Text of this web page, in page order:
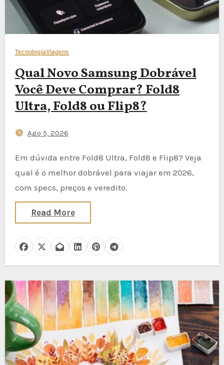
TecnologiaViagens
Qual Novo Samsung Dobrável
Você Deve Comprar? Fold8
Ultra, Fold8 ou Flip8?
Ago 5, 2026
Em dúvida entre Fold8 Ultra, Fold8 e Flip8? Veja
qual é o melhor dobrável para viajar em 2026,
com specs, preços e veredito.
Read More